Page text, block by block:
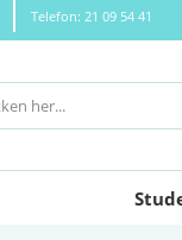
Telefon: 21 09 54 41